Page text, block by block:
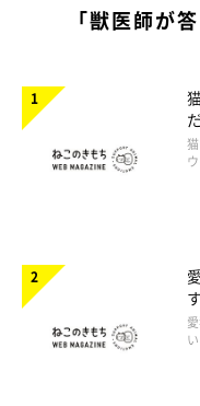
「獣医師が